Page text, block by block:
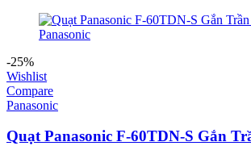
13.430.000 ₫.là:
-25%
Wishlist
Compare
Panasonic
Quạt Panasonic F-60TDN-S Gắn